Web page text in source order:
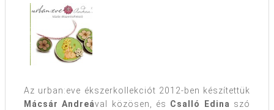
Az urban:eve ékszerkollekciót 2012-ben készítettük
Mácsár Andreával közösen, és Csalló Edina szó